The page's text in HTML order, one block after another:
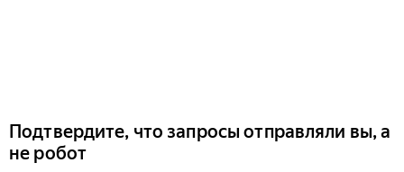
Подтвердите, что запросы отправляли вы, а
не робот